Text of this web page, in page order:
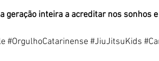
geração inteira a acreditar nos sonhos
#OrgulhoCatarinense #JiuJitsuKids